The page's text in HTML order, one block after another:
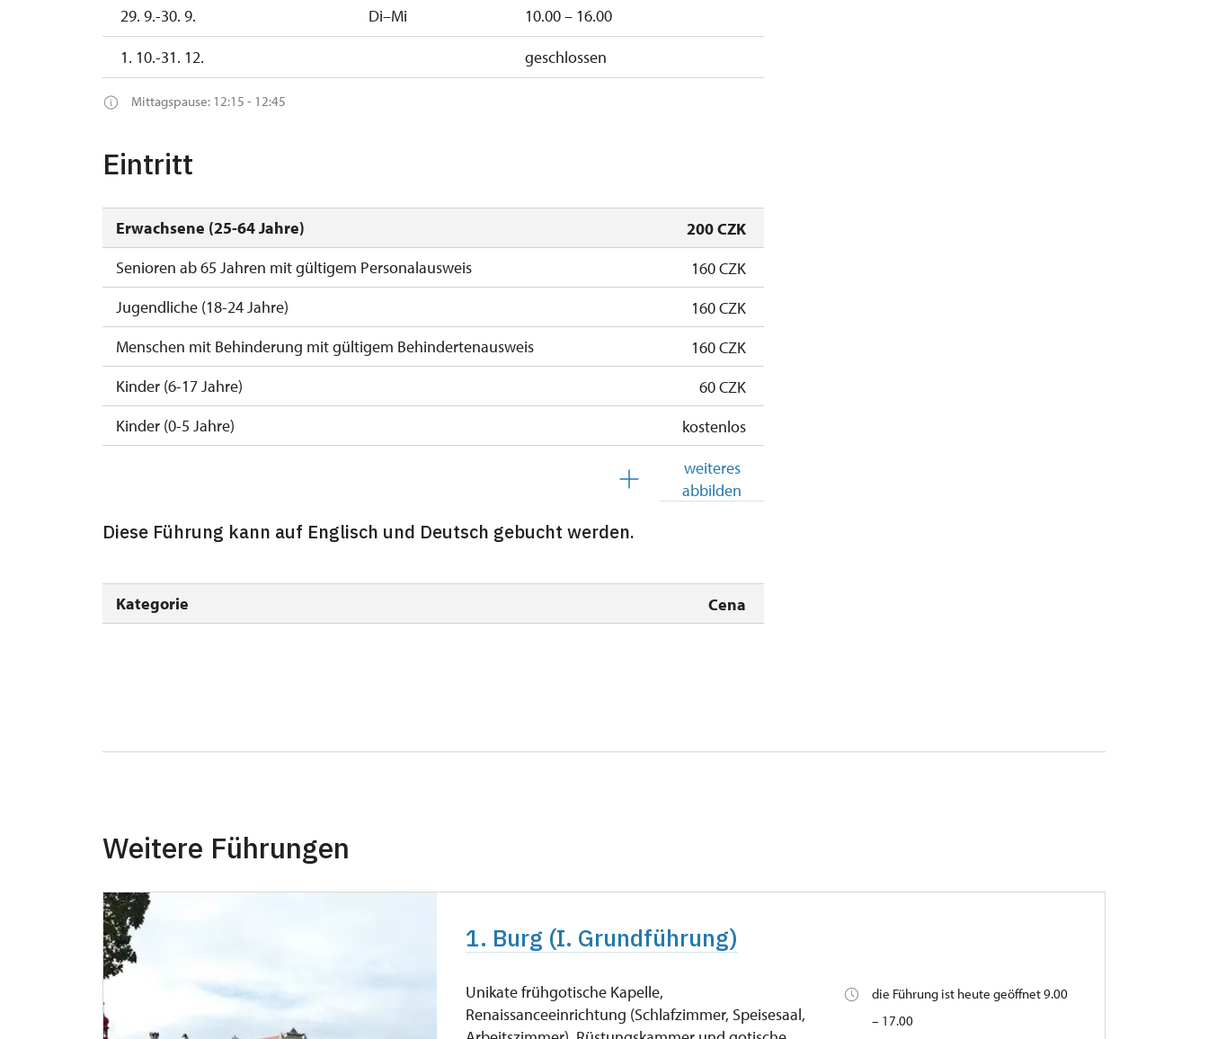
29. 9.-30. 9.
Di–Mi
10.00 – 16.00
1. 10.-31. 12.
geschlossen
Mittagspause: 12:15 - 12:45
Eintritt
Erwachsene (25-64 Jahre)
200 CZK
Senioren ab 65 Jahren mit gültigem Personalausweis
160 CZK
Jugendliche (18-24 Jahre)
160 CZK
Menschen mit Behinderung mit gültigem Behindertenausweis
160 CZK
Kinder (6-17 Jahre)
60 CZK
Kinder (0-5 Jahre)
kostenlos
kostenlos
kostenlos
Reiseleiter mit Gruppe ab 15 oder mehr Personen
MK ČR-Karte *
kostenlos
Mitglieder von ICOMOS mit gültigem Mitgliedsausweis *
kostenlos
weiteres
abbilden
Diese Führung kann auf Englisch und Deutsch gebucht werden.
Kategorie Cena
Weitere Führungen
1. Burg (I. Grundführung)
Unikate frühgotische Kapelle,
Renaissanceeinrichtung (Schlafzimmer, Speisesaal,
die Führung ist heute geöffnet 9.00
– 17.00